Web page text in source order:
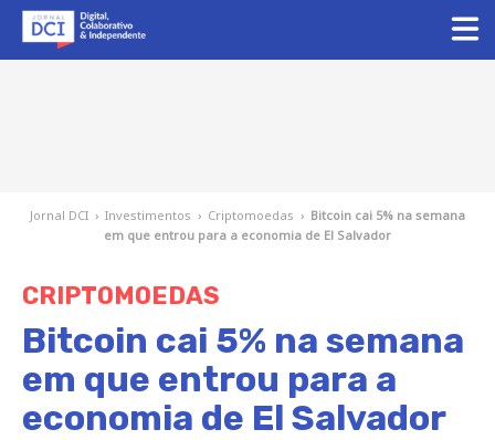
Jornal DCI › Investimentos › Criptomoedas › Bitcoin cai 5% na semana
em que entrou para a economia de El Salvador
CRIPTOMOEDAS
Bitcoin cai 5% na semana
em que entrou para a
economia de El Salvador